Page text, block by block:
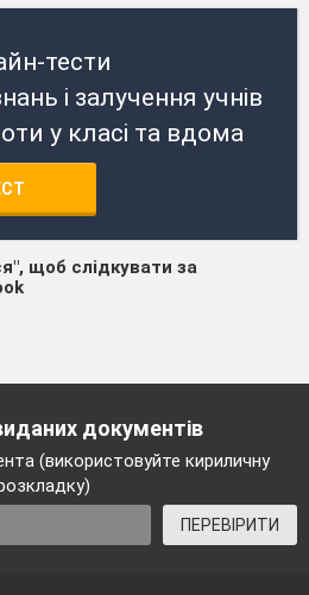
тести
і залучення учнів
у класі та вдома
щоб слідкувати за
документів
(використовуйте кириличну
ПЕРЕВІРИТИ